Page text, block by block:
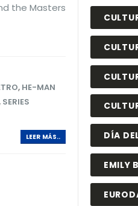
the Masters
, HE-MAN
SERIES
LEER MÁS.. DÍA
EMILY